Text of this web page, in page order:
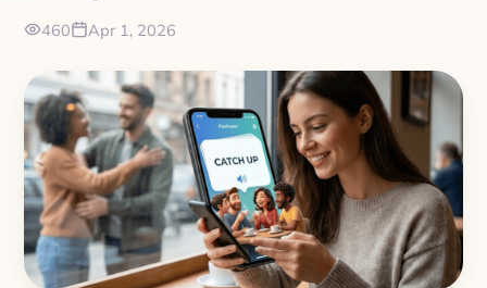
460 Apr 1, 2026